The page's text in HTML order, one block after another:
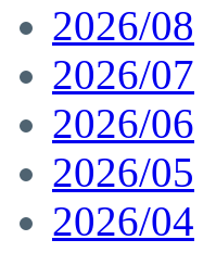
2026/08
2026/07
2026/06
2026/05
2026/04